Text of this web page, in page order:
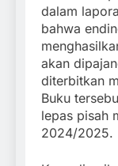
dalam
bahwa
akan
diterbitkan
Buku
lepas pisah
2024/2025.